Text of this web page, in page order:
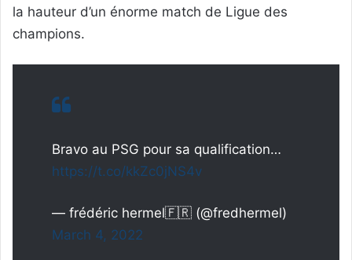
la hauteur d’un énorme match de Ligue des
champions.
Bravo au PSG pour sa qualification…
https://t.co/kkZc0jNS4v
— frédéric hermel🇫🇷 (@fredhermel)
March 4, 2022